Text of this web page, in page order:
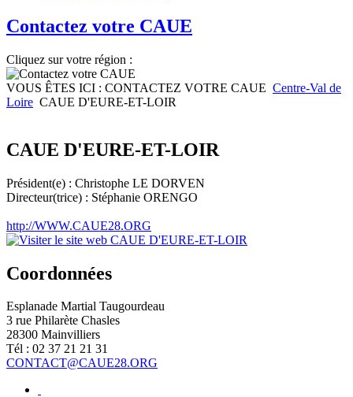
Contactez votre CAUE
Cliquez sur votre région :
VOUS ÊTES ICI : CONTACTEZ VOTRE CAUE Centre-Val de
Loire CAUE D'EURE-ET-LOIR
CAUE D'EURE-ET-LOIR
Président(e) : Christophe LE DORVEN
Directeur(trice) : Stéphanie ORENGO
http://WWW.CAUE28.ORG
Coordonnées
Esplanade Martial Taugourdeau
3 rue Philarète Chasles
28300 Mainvilliers
Tél : 02 37 21 21 31
CONTACT@CAUE28.ORG